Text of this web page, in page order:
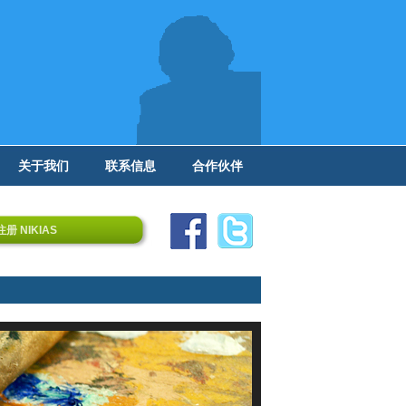
合作伙伴
联系信息
关于我们
册 NIKIAS